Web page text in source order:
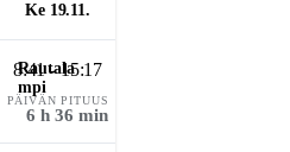
Ke 19.11.
8:41 - 15:17
PÄIVÄN PITUUS
6 h 36 min